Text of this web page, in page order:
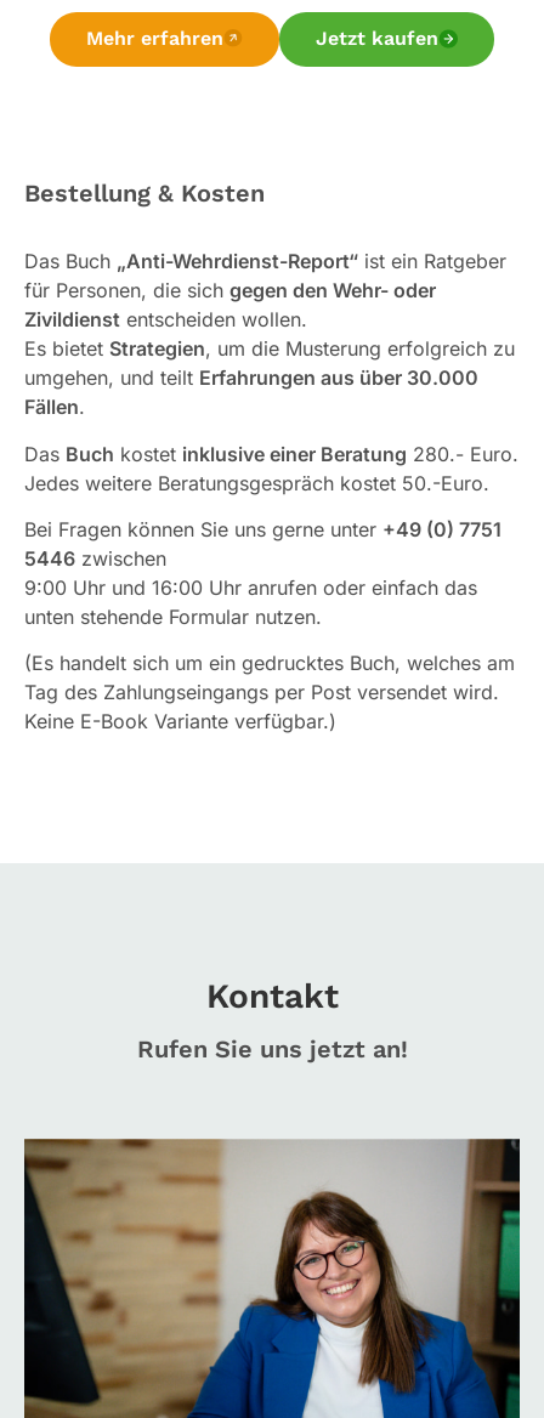
Mehr erfahren Jetzt kaufen
Bestellung & Kosten
Das Buch „Anti-Wehrdienst-Report“ ist ein Ratgeber
für Personen, die sich gegen den Wehr- oder
Zivildienst entscheiden wollen.
Es bietet Strategien, um die Musterung erfolgreich zu
umgehen, und teilt Erfahrungen aus über 30.000
Fällen.
Das Buch kostet inklusive einer Beratung 280.- Euro.
Jedes weitere Beratungsgespräch kostet 50.-Euro.
Bei Fragen können Sie uns gerne unter +49 (0) 7751
5446 zwischen
9:00 Uhr und 16:00 Uhr anrufen oder einfach das
unten stehende Formular nutzen.
(Es handelt sich um ein gedrucktes Buch, welches am
Tag des Zahlungseingangs per Post versendet wird.
Keine E-Book Variante verfügbar.)
Kontakt
Rufen Sie uns jetzt an!